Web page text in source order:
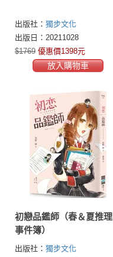
出版社： 獨步文化
出版日：20211028
$1769 優惠價1398元
放入購物車
初戀品鑑師（春＆夏推理
事件簿）
出版社： 獨步文化